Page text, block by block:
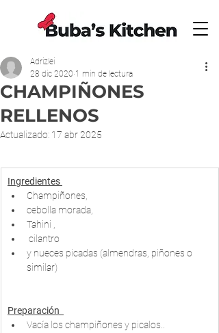
CHAMPIÑONES
RELLENOS
Adrizlei
28 dic 2020 1 min de lectura
Actualizado: 17 abr 2025
Ingredientes
Champiñones,
cebolla morada,
Tahini ,
cilantro
y nueces picadas (almendras, piñones o
similar)
Preparación
Vacía los champiñones y picalos..